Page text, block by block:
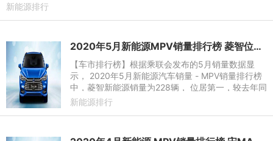
7%，本年累计销量达581辆。
新能源排行
2020年5月新能源MPV销量排行榜 菱智位居第一
【车市排行榜】根据乘联会发布的5月销量数据显
示， 2020年5月新能源汽车销量 - MPV销量排行榜
中，菱智新能源销量为228辆， 位居第一，较去年同
期上涨22700.00%。 宋MAX DM以154辆的销量位
新能源排行